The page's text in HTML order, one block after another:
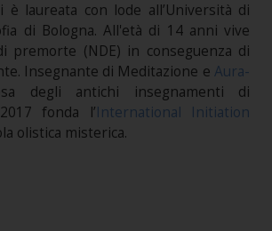
è laureata con lode all’Università di
di Bologna. All'età di 14 anni vive
premorte (NDE) in conseguenza di
Insegnante di Meditazione e Aura-
degli antichi insegnamenti di
fonda l’International Initiation
olistica misterica.